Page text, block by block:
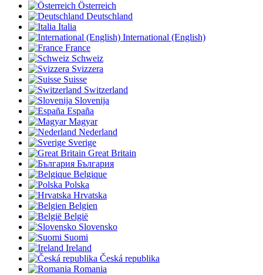
Österreich
Deutschland
Italia
International (English)
France
Schweiz
Svizzera
Suisse
Switzerland
Slovenija
España
Magyar
Nederland
Sverige
Great Britain
България
Belgique
Polska
Hrvatska
Belgien
België
Slovensko
Suomi
Ireland
Česká republika
Romania